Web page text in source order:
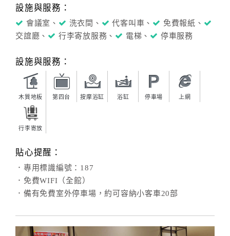
設施與服務：
會議室、 洗衣間、 代客叫車、
免費報紙、
交誼廳、
行李寄放服務、 電梯、 停車服務
設施與服務：
木質地板 第四台 按摩浴缸 浴缸 停車場 上網
行李寄放
貼心提醒：
．專用標識編號：187
．免費WIFI（全館）
．備有免費室外停車場，約可容納小客車20部